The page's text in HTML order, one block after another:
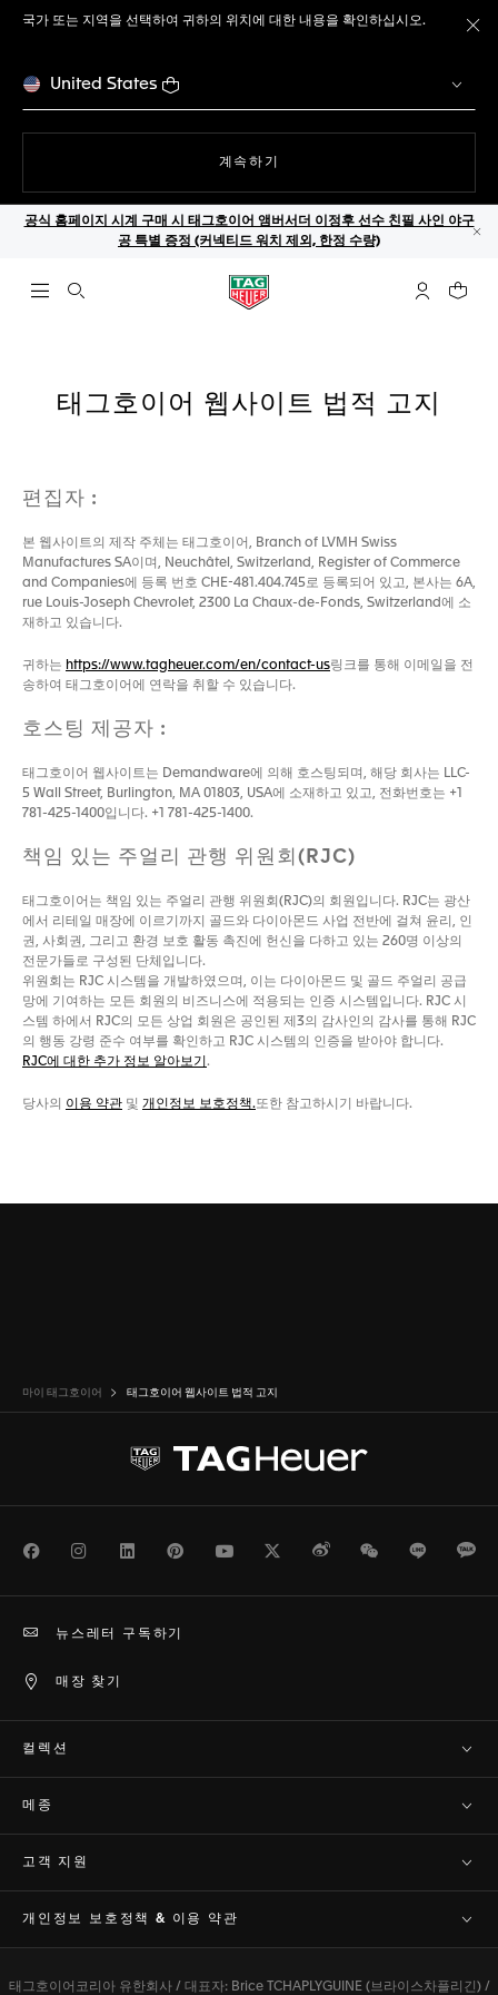
국가 또는 지역을 선택하여 귀하의 위치에 대한 내용을 확인하십시오.
United States
웹사이트에서
계속하기
공식 홈페이지 시계 구매 시 태그호이어 앰버서더 이정후 선수 친필 사인 야구
공 특별 증정 (커넥티드 워치 제외, 한정 수량)
검색 열기 마이 태그호
귀하
태그호이어 웹사이트 법적 고지
편집자 :
본 웹사이트의 제작 주체는 태그호이어, Branch of LVMH Swiss
Manufactures SA이며, Neuchâtel, Switzerland, Register of Commerce
and Companies에 등록 번호 CHE-481.404.745로 등록되어 있고, 본사는 6A,
rue Louis-Joseph Chevrolet, 2300 La Chaux-de-Fonds, Switzerland에 소
재하고 있습니다.
귀하는 https://www.tagheuer.com/en/contact-us링크를 통해 이메일을 전
송하여 태그호이어에 연락을 취할 수 있습니다.
호스팅 제공자 :
태그호이어 웹사이트는 Demandware에 의해 호스팅되며, 해당 회사는 LLC-
5 Wall Street, Burlington, MA 01803, USA에 소재하고 있고, 전화번호는 +1
781-425-1400입니다. +1 781-425-1400.
책임 있는 주얼리 관행 위원회(RJC)
태그호이어는 책임 있는 주얼리 관행 위원회(RJC)의 회원입니다. RJC는 광산
에서 리테일 매장에 이르기까지 골드와 다이아몬드 사업 전반에 걸쳐 윤리, 인
권, 사회권, 그리고 환경 보호 활동 촉진에 헌신을 다하고 있는 260명 이상의
전문가들로 구성된 단체입니다.
위원회는 RJC 시스템을 개발하였으며, 이는 다이아몬드 및 골드 주얼리 공급
망에 기여하는 모든 회원의 비즈니스에 적용되는 인증 시스템입니다. RJC 시
스템 하에서 RJC의 모든 상업 회원은 공인된 제3의 감사인의 감사를 통해 RJC
의 행동 강령 준수 여부를 확인하고 RJC 시스템의 인증을 받아야 합니다.
RJC에 대한 추가 정보 알아보기 .
당사의 이용 약관 및 개인정보 보호정책.또한 참고하시기 바랍니다.
마이 태그호이어 태그호이어 웹사이트 법적 고지
FacebookInstagram
LinkedInPinterestYoutubeTwitterWeiboWeChatLine
매장 찾기
뉴스레터 구독하기
컬렉션
메종
고객 지원​
개인정보 보호정책 & 이용 약관
태그호이어코리아 유한회사 / 대표자: Brice TCHAPLYGUINE (브라이스차플리긴) /